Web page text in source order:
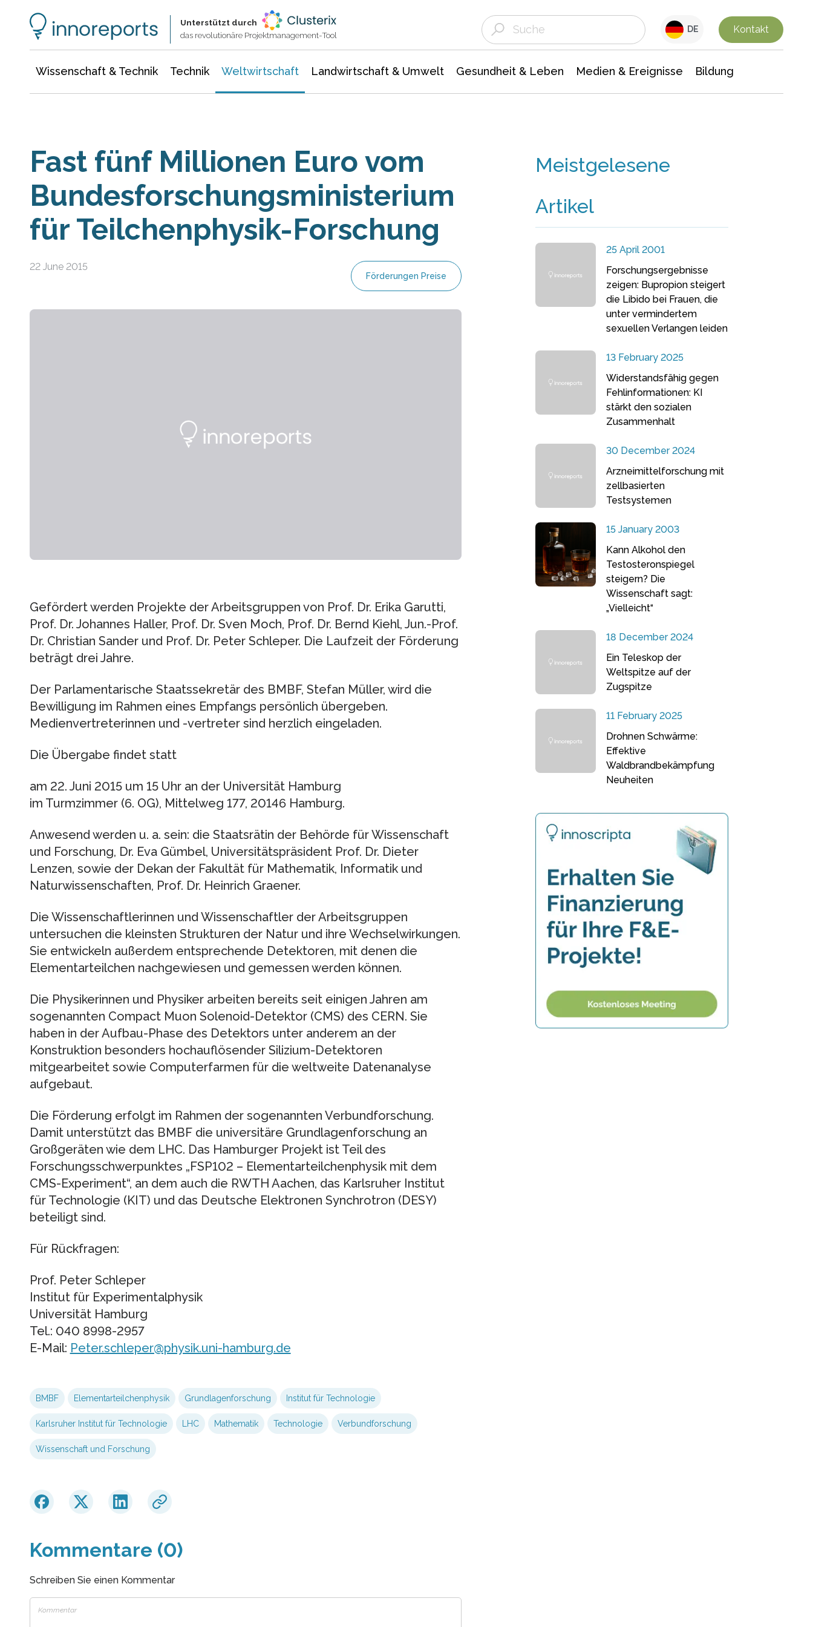
Unterstützt durch
das revolutionäre Projektmanagement-Tool
DE Kontakt
Wissenschaft & Technik Technik Weltwirtschaft Landwirtschaft & Umwelt Gesundheit & Leben Medien & Ereignisse Bildung
Fast fünf Millionen Euro vom
Bundesforschungsministerium
für Teilchenphysik-Forschung
22 June 2015
Förderungen Preise
Gefördert werden Projekte der Arbeitsgruppen von Prof. Dr. Erika Garutti,
Prof. Dr. Johannes Haller, Prof. Dr. Sven Moch, Prof. Dr. Bernd Kiehl, Jun.-Prof.
Dr. Christian Sander und Prof. Dr. Peter Schleper. Die Laufzeit der Förderung
beträgt drei Jahre.
Der Parlamentarische Staatssekretär des BMBF, Stefan Müller, wird die
Bewilligung im Rahmen eines Empfangs persönlich übergeben.
Medienvertreterinnen und -vertreter sind herzlich eingeladen.
Die Übergabe findet statt
am 22. Juni 2015 um 15 Uhr an der Universität Hamburg
im Turmzimmer (6. OG), Mittelweg 177, 20146 Hamburg.
Anwesend werden u. a. sein: die Staatsrätin der Behörde für Wissenschaft
und Forschung, Dr. Eva Gümbel, Universitätspräsident Prof. Dr. Dieter
Lenzen, sowie der Dekan der Fakultät für Mathematik, Informatik und
Naturwissenschaften, Prof. Dr. Heinrich Graener.
Die Wissenschaftlerinnen und Wissenschaftler der Arbeitsgruppen
untersuchen die kleinsten Strukturen der Natur und ihre Wechselwirkungen.
Sie entwickeln außerdem entsprechende Detektoren, mit denen die
Elementarteilchen nachgewiesen und gemessen werden können.
Die Physikerinnen und Physiker arbeiten bereits seit einigen Jahren am
sogenannten Compact Muon Solenoid-Detektor (CMS) des CERN. Sie
haben in der Aufbau-Phase des Detektors unter anderem an der
Konstruktion besonders hochauflösender Silizium-Detektoren
mitgearbeitet sowie Computerfarmen für die weltweite Datenanalyse
aufgebaut.
Die Förderung erfolgt im Rahmen der sogenannten Verbundforschung.
Damit unterstützt das BMBF die universitäre Grundlagenforschung an
Großgeräten wie dem LHC. Das Hamburger Projekt ist Teil des
Forschungsschwerpunktes „FSP102 – Elementarteilchenphysik mit dem
CMS-Experiment“, an dem auch die RWTH Aachen, das Karlsruher Institut
für Technologie (KIT) und das Deutsche Elektronen Synchrotron (DESY)
beteiligt sind.
Für Rückfragen:
Prof. Peter Schleper
Institut für Experimentalphysik
Universität Hamburg
Tel.: 040 8998-2957
E-Mail: Peter.schleper@physik.uni-hamburg.de
BMBF Elementarteilchenphysik Grundlagenforschung Institut für Technologie
Karlsruher Institut für Technologie LHC Mathematik Technologie Verbundforschung
Wissenschaft und Forschung
Kommentare (0)
Schreiben Sie einen Kommentar
Meistgelesene
Artikel
25 April 2001
Forschungsergebnisse
zeigen: Bupropion steigert
die Libido bei Frauen, die
unter vermindertem
sexuellen Verlangen leiden
13 February 2025
Widerstandsfähig gegen
Fehlinformationen: KI
stärkt den sozialen
Zusammenhalt
30 December 2024
Arzneimittelforschung mit
zellbasierten
Testsystemen
15 January 2003
Kann Alkohol den
Testosteronspiegel
steigern? Die
Wissenschaft sagt:
„Vielleicht“
18 December 2024
Ein Teleskop der
Weltspitze auf der
Zugspitze
11 February 2025
Drohnen Schwärme:
Effektive
Waldbrandbekämpfung
Neuheiten